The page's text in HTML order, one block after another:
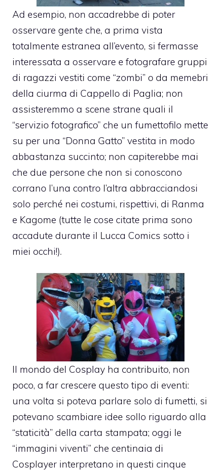
Ad esempio, non accadrebbe di poter
osservare gente che, a prima vista
totalmente estranea all’evento, si fermasse
interessata a osservare e fotografare gruppi
di ragazzi vestiti come “zombi” o da memebri
della ciurma di Cappello di Paglia; non
assisteremmo a scene strane quali il
“servizio fotografico” che un fumettofilo mette
su per una “Donna Gatto” vestita in modo
abbastanza succinto; non capiterebbe mai
che due persone che non si conoscono
corrano l’una contro l’altra abbracciandosi
solo perché nei costumi, rispettivi, di Ranma
e Kagome (tutte le cose citate prima sono
accadute durante il Lucca Comics sotto i
miei occhi!).
Il mondo del Cosplay ha contribuito, non
poco, a far crescere questo tipo di eventi:
una volta si poteva parlare solo di fumetti, si
potevano scambiare idee sollo riguardo alla
“staticità” della carta stampata; oggi le
“immagini viventi” che centinaia di
Cosplayer interpretano in questi cinque